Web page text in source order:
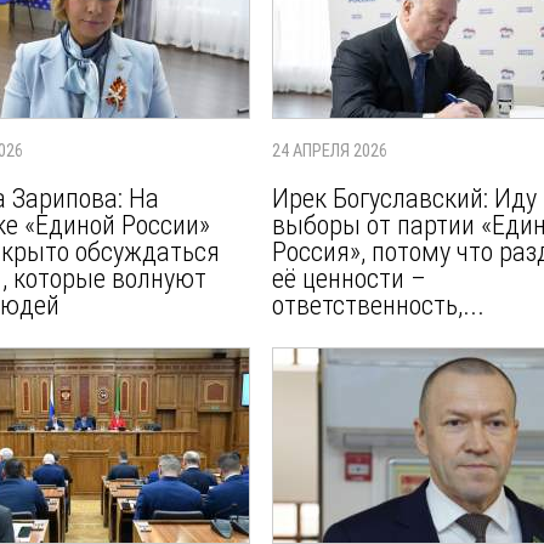
Зарипова: На
«Единой России»
обсуждаться
которые волнуют
24 АПРЕЛЯ 2026
Ирек Богуславский: Иду
выборы от партии
Россия», потому что
её ценности –
ответственность,...